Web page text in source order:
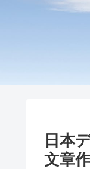
日本
文章